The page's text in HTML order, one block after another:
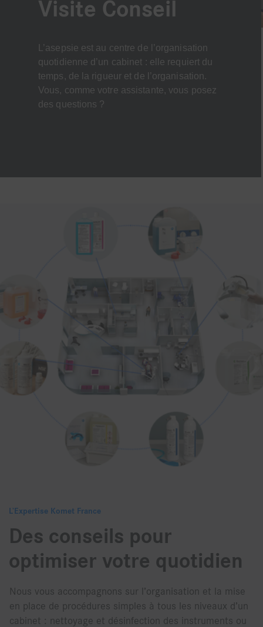
Visite Conseil
L’asepsie est au centre de l’organisation
quotidienne d’un cabinet : elle requiert du
temps, de la rigueur et de l’organisation.
Vous, comme votre assistante, vous posez
des questions ?
L’Expertise Komet France
Des conseils pour
optimiser votre quotidien
Nous vous accompagnons sur l’organisation et la mise
en place de procédures simples à tous les niveaux d’un
cabinet : nettoyage et désinfection des instruments ou